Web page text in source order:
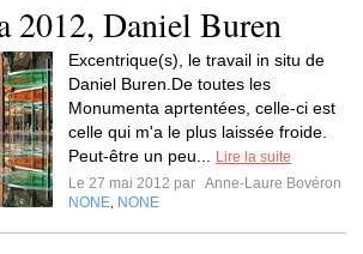
2012, Daniel Buren
Excentrique(s), le travail in situ de
Daniel Buren.De toutes les
Monumenta aprtentées, celle-ci est
celle qui m'a le plus laissée froide.
Peut-être un peu...
Lire la suite
Le 27 mai 2012 par Anne-Laure Bovéron
NONE NONE